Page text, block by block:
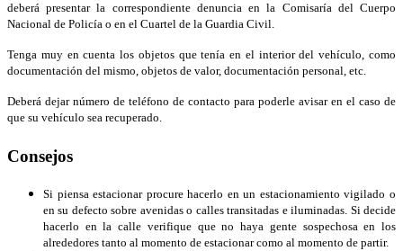
deberá presentar la correspondiente denuncia en la Comisaría del Cuerpo
Nacional de Policía o en el Cuartel de la Guardia Civil.
Tenga muy en cuenta los objetos que tenía en el interior del vehículo, como
documentación del mismo, objetos de valor, documentación personal, etc.
Deberá dejar número de teléfono de contacto para poderle avisar en el caso de
que su vehículo sea recuperado.
Consejos
Si piensa estacionar procure hacerlo en un estacionamiento vigilado o
en su defecto sobre avenidas o calles transitadas e iluminadas. Si decide
hacerlo en la calle verifique que no haya gente sospechosa en los
alrededores tanto al momento de estacionar como al momento de partir.